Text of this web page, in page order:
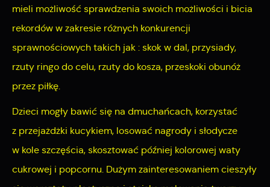
mieli możliwość sprawdzenia swoich możliwości i bicia
rekordów w zakresie różnych konkurencji
sprawnościowych takich jak : skok w dal, przysiady,
rzuty ringo do celu, rzuty do kosza, przeskoki obunóż
przez piłkę.
Dzieci mogły bawić się na dmuchańcach, korzystać
z przejażdżki kucykiem, losować nagrody i słodycze
w kole szczęścia, skosztować później kolorowej waty
cukrowej i popcornu. Dużym zainteresowaniem cieszyły
Cookies analityczne pozwalają na uzyskanie informacji w
zakresie wykorzystywania witryny internetowej, miejsca oraz
Dane pozwalają nam na ocenę naszych serwisów
internetowych pod względem ich popularności wśród
użytkowników. Zgromadzone informacje są przetwarzane w
formie zanonimizowanej. Wyrażenie zgody na analityczne pliki
Więcej
Reklamowe
najciekawsze informacje i aktualności na stronach naszych
partnerów.
Promocyjne pliki cookies służą do prezentowania Ci naszych
komunikatów na podstawie analizy Twoich upodobań oraz
Twoich zwyczajów dotyczących przeglądanej witryny
Więcej